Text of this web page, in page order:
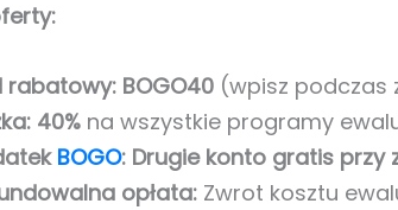
rabatowy: BOGO40 (wpisz podczas
40% na wszystkie programy
BOGO: Drugie konto gratis przy
opłata: Zwrot kosztu